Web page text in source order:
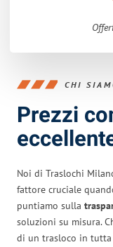
CHI
Prezzi
Noi di Traslochi
fattore cruciale
puntiamo sulla
soluzioni su misura.
di un trasloco in tutta